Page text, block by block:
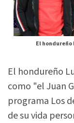
El
El hondureño
como "el Juan
programa Los
de su vida